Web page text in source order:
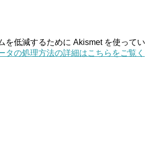
を低減するために Akismet を使ってい
タの処理方法の詳細はこちらをご覧く